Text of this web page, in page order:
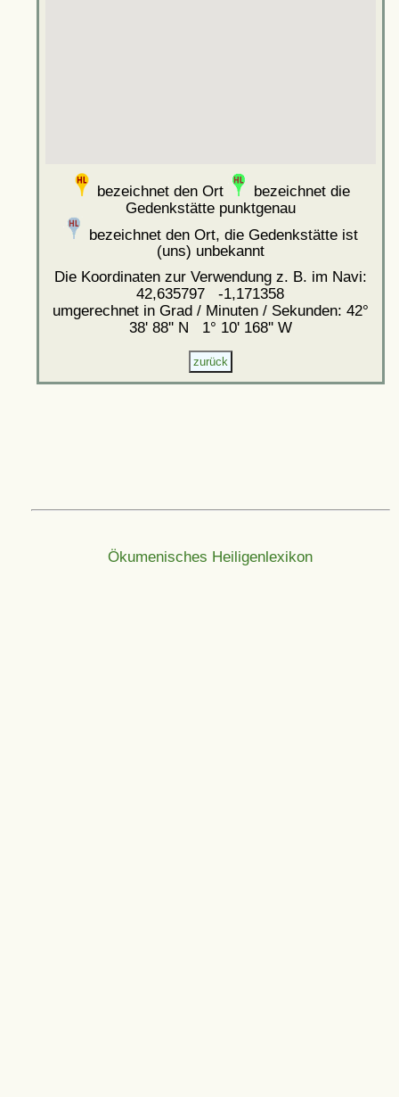
bezeichnet den Ort
bezeichnet die
Gedenkstätte punktgenau
bezeichnet den Ort, die Gedenkstätte ist
(uns) unbekannt
Die Koordinaten zur Verwendung z. B. im Navi:
42,635797 -1,171358
umgerechnet in Grad / Minuten / Sekunden: 42°
38' 88'' N 1° 10' 168'' W
Ökumenisches Heiligenlexikon